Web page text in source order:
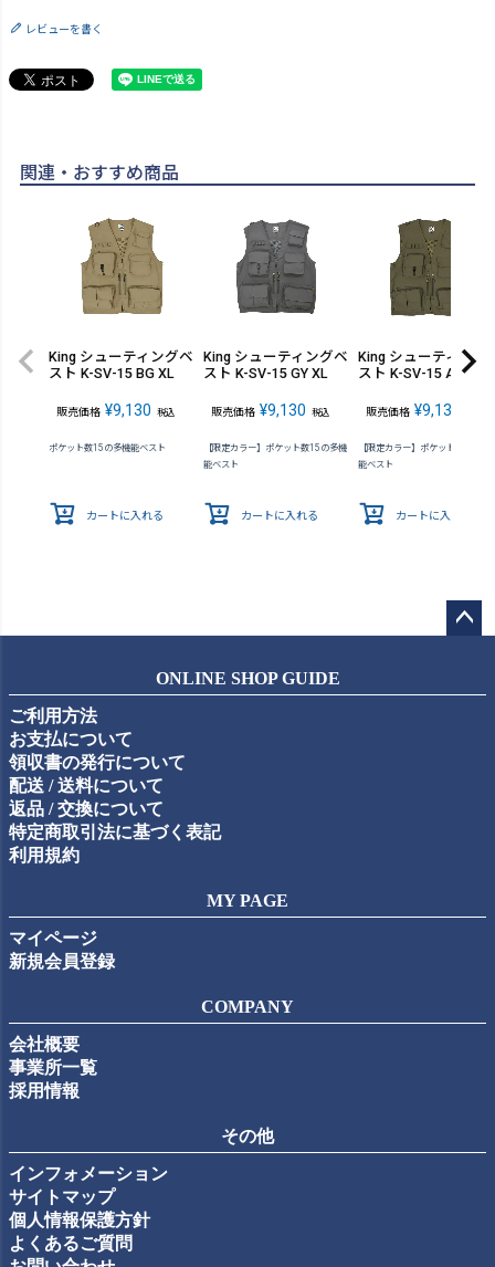
レビューを書く
関連・おすすめ商品
King シューティングベ
スト K-SV-15 BG XL
販売価格 ¥9,130 税込
ポケット数15の多機能ベスト
カートに入れる
King シューティングベ
スト K-SV-15 GY XL
販売価格 ¥9,130 税込
【限定カラー】ポケット数15の多機
能ベスト
カートに入れる
King シューティング
スト K-SV-15 AG XL
販売価格 ¥9,130
【限定カラー】ポケット数15の多
能ベスト
カートに入れる
ップ
ONLINE SHOP GUIDE
ご利用方法
お支払について
領収書の発行について
配送 / 送料について
返品 / 交換について
特定商取引法に基づく表記
利用規約
MY PAGE
マイページ
新規会員登録
COMPANY
会社概要
事業所一覧
採用情報
その他
インフォメーション
サイトマップ
個人情報保護方針
よくあるご質問